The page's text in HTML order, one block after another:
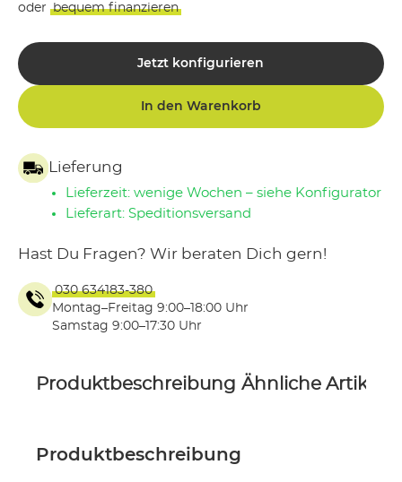
oder bequem finanzieren
Jetzt konfigurieren
In den Warenkorb
Lieferung
Lieferzeit: wenige Wochen – siehe Konfigurator
Lieferart: Speditionsversand
Hast Du Fragen? Wir beraten Dich gern!
030 634183-380
Montag–Freitag 9:00–18:00 Uhr
Samstag 9:00–17:30 Uhr
Produktbeschreibung Ähnliche Artikel
Produktbeschreibung